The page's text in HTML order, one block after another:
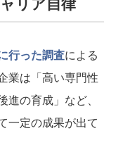
行った調査による
業は「高い専門性
の育成」など、
一定の成果が出て